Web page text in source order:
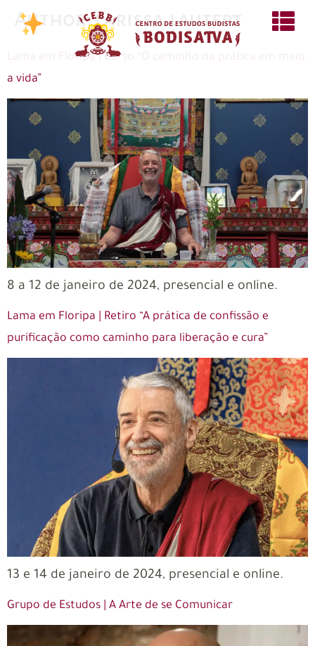
Author:larissa.lautert
Lama em Floripa | Curso “O caminho da prática em meio
a vida”
8 a 12 de janeiro de 2024, presencial e online.
Lama em Floripa | Retiro “A prática de confissão e
purificação como caminho para liberação e cura”
13 e 14 de janeiro de 2024, presencial e online.
Grupo de Estudos | A Arte de se Comunicar